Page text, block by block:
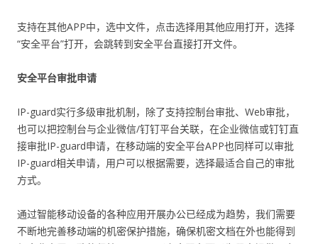
支持在其他APP中，选中文件，点击选择用其他应用打开，选择
“安全平台”打开，会跳转到安全平台直接打开文件。
安全平台审批申请
IP-guard实行多级审批机制，除了支持控制台审批、Web审批，
也可以把控制台与企业微信/钉钉平台关联，在企业微信或钉钉直
接审批IP-guard申请，在移动端的安全平台APP也同样可以审批
IP-guard相关申请，用户可以根据需要，选择最适合自己的审批
方式。
通过智能移动设备的各种应用开展办公已经成为趋势，我们需要
不断地完善移动端的机密保护措施，确保机密文档在外也能得到